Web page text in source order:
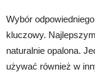
Wybór
kluczowy.
naturalnie opalona.
używać również w